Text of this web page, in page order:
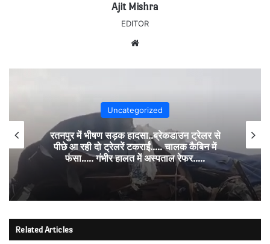
Ajit Mishra
EDITOR
Uncategorized
रतनपुर में भीषण सड़क हादसा..ब्रेकडाउन ट्रेलर से
पीछे आ रही दो ट्रेलरें टकराईं….. चालक कैबिन में
फंसा….. गंभीर हालत में अस्पताल रेफर…..
Related Articles